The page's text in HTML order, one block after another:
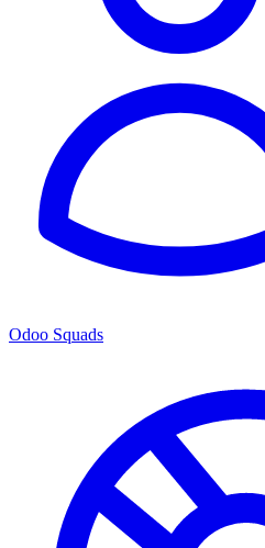
Odoo Squads